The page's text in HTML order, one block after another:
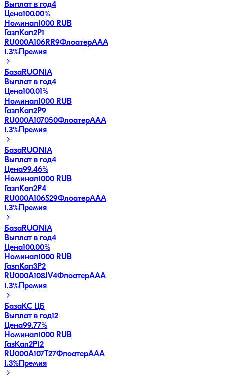
Выплат в год4
Цена100.00%
Номинал1000 RUB
ГазпКап2P1
RU000A106RR9ФлоатерAAA
1.3%Премия
БазаRUONIA
Выплат в год4
Цена100.01%
Номинал1000 RUB
ГазпКап2P9
RU000A107050ФлоатерAAA
1.3%Премия
БазаRUONIA
Выплат в год4
Цена99.46%
Номинал1000 RUB
ГазпКап2P4
RU000A106S29ФлоатерAAA
1.3%Премия
БазаRUONIA
Выплат в год4
Цена100.00%
Номинал1000 RUB
ГазпКап3P2
RU000A108JV4ФлоатерAAA
1.3%Премия
БазаКС ЦБ
Выплат в год12
Цена99.77%
Номинал1000 RUB
ГазКап2P12
RU000A107T27ФлоатерAAA
1.3%Премия